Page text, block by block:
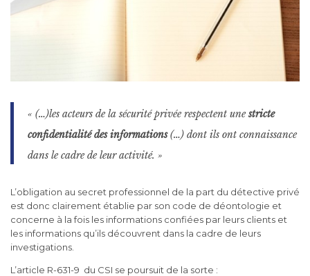
« (…)les acteurs de la sécurité privée respectent unestricte
confidentialité des informations(…) dont ils ont connaissance
dans le cadre de leur activité. »
L’obligation au secret professionnel de la part du détective privé
est donc clairement établie par son code de déontologie et
concerne à la fois les informations confiées par leurs clients et
les informations qu’ils découvrent dans la cadre de leurs
investigations.
L’article R-631-9 du CSI se poursuit de la sorte :